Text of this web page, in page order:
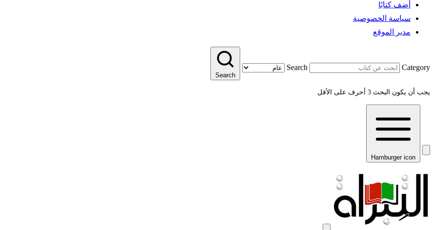
أضف كتابًا
سياسة الخصوصية
مدير الموقع
Search Category
Search
يجب أن يكون البحث 3 أحرف على الأقل
Hamburger icon